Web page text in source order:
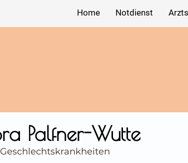
Home Notdienst
Palfner-Wutte